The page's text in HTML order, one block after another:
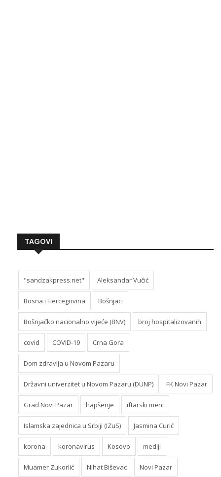
TAGOVI
"sandzakpress.net" Aleksandar Vučić
Bosna i Hercegovina Bošnjaci
Bošnjačko nacionalno vijeće (BNV) broj hospitalizovanih
covid COVID-19 Crna Gora
Dom zdravlja u Novom Pazaru
Državni univerzitet u Novom Pazaru (DUNP) FK Novi Pazar
Grad Novi Pazar hapšenje iftarski meni
Islamska zajednica u Srbiji (IZuS) Jasmina Curić
korona koronavirus Kosovo mediji
Muamer Zukorlić NIhat Biševac Novi Pazar